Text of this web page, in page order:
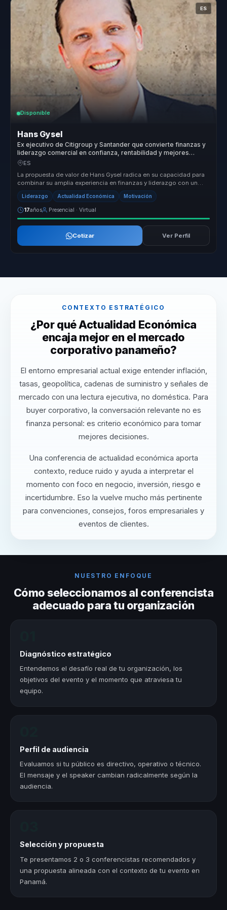
ES
Disponible
Hans Gysel
Ex ejecutivo de Citigroup y Santander que convierte finanzas y
liderazgo comercial en confianza, rentabilidad y mejores
decisiones para equipos.
ES
La propuesta de valor de Hans Gysel radica en su capacidad para
combinar su amplia experiencia en finanzas y liderazgo con un
enfoque prá...
Liderazgo Actualidad Económica Motivación
17años Presencial · Virtual
Cotizar Ver Perfil
CONTEXTO ESTRATÉGICO
¿Por qué Actualidad Económica
encaja mejor en el mercado
corporativo panameño?
El entorno empresarial actual exige entender inflación,
tasas, geopolítica, cadenas de suministro y señales de
mercado con una lectura ejecutiva, no doméstica. Para
buyer corporativo, la conversación relevante no es
finanza personal: es criterio económico para tomar
mejores decisiones.
Una conferencia de actualidad económica aporta
contexto, reduce ruido y ayuda a interpretar el
momento con foco en negocio, inversión, riesgo e
incertidumbre. Eso la vuelve mucho más pertinente
para convenciones, consejos, foros empresariales y
eventos de clientes.
NUESTRO ENFOQUE
Cómo seleccionamos al conferencista
adecuado para tu organización
Diagnóstico estratégico
Entendemos el desafío real de tu organización, los
objetivos del evento y el momento que atraviesa tu
equipo.
Perfil de audiencia
Evaluamos si tu público es directivo, operativo o técnico.
El mensaje y el speaker cambian radicalmente según la
audiencia.
Selección y propuesta
Te presentamos 2 o 3 conferencistas recomendados y
una propuesta alineada con el contexto de tu evento en
Panamá.